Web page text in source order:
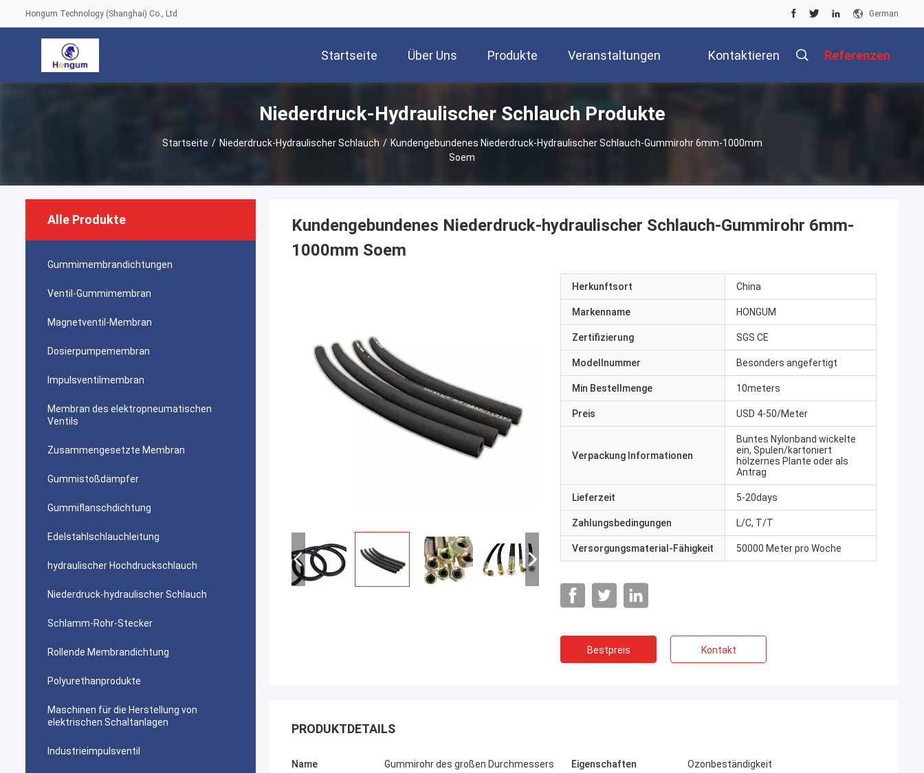
Hongum Technology (Shanghai) Co., Ltd German
Startseite Über Uns Produkte Veranstaltungen Kontaktieren Referenzen
Niederdruck-Hydraulischer Schlauch Produkte
Startseite / Niederdruck-Hydraulischer Schlauch / Kundengebundenes Niederdruck-Hydraulischer Schlauch-Gummirohr 6mm-1000mm
Soem
Alle Produkte
Gummimembrandichtungen
Ventil-Gummimembran
Magnetventil-Membran
Dosierpumpemembran
Impulsventilmembran
Membran des elektropneumatischen
Ventils
Zusammengesetzte Membran
Gummistoßdämpfer
Gummiflanschdichtung
Edelstahlschlauchleitung
hydraulischer Hochdruckschlauch
Niederdruck-hydraulischer Schlauch
Schlamm-Rohr-Stecker
Rollende Membrandichtung
Polyurethanprodukte
Maschinen für die Herstellung von
elektrischen Schaltanlagen
Industrieimpulsventil
Kundengebundenes Niederdruck-hydraulischer Schlauch-Gummirohr 6mm-
1000mm Soem
Herkunftsort China
Markenname HONGUM
Zertifizierung SGS CE
Modellnummer Besonders angefertigt
Min Bestellmenge 10meters
Preis USD 4-50/Meter
Verpackung Informationen
Buntes Nylonband wickelte
ein, Spulen/kartoniert
hölzernes Plante oder als
Antrag
Lieferzeit 5-20days
Zahlungsbedingungen L/C, T/T
Versorgungsmaterial-Fähigkeit 50000 Meter pro Woche
Bestpreis Kontakt
PRODUKTDETAILS
Name Gummirohr des großen Durchmessers Eigenschaften Ozonbeständigkeit